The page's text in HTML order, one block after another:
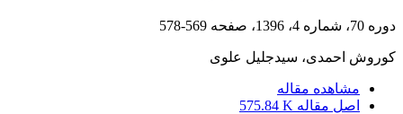
دوره 70، شماره 4، 1396، صفحه 569-578
کوروش احمدی، سیدجلیل علوی
مشاهده مقاله
اصل مقاله 575.84 K